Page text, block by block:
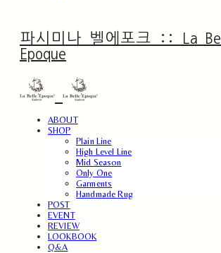
파시미나 벨에포크 :: La
Epoque
ABOUT
SHOP
Plain Line
High Level Line
Mid Season
Only One
Garments
Handmade Rug
POST
EVENT
REVIEW
LOOKBOOK
Q&A